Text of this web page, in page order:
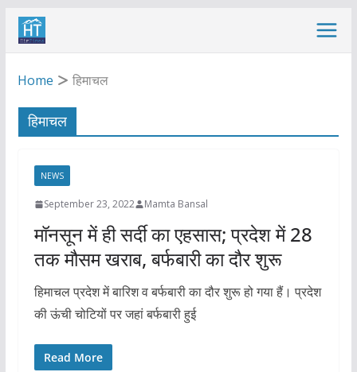
Skip
Home
हिमाचल
हिमाचल
NEWS
September 23, 2022 Mamta Bansal
मॉनसून में ही सर्दी का एहसास; प्रदेश में 28
तक मौसम खराब, बर्फबारी का दौर शुरू
हिमाचल प्रदेश में बारिश व बर्फबारी का दौर शुरू हो गया हैं। प्रदेश
की ऊंची चोटियों पर जहां बर्फबारी हुई
Read More